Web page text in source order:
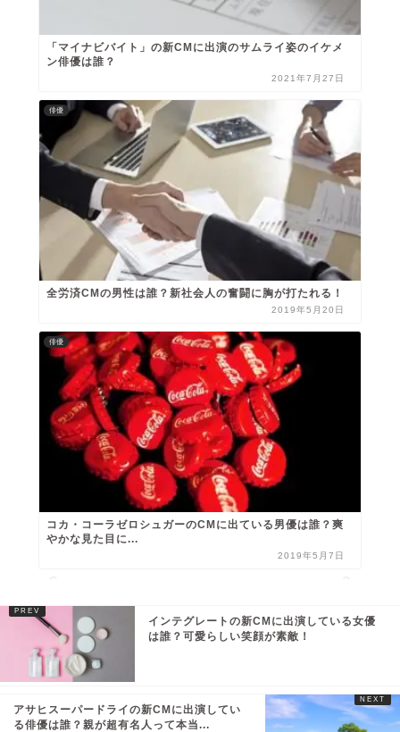
「マイナビバイト」の新CMに出演のサムライ姿のイケメ
ン俳優は誰？
2021年7月27日
俳優
全労済CMの男性は誰？新社会人の奮闘に胸が打たれる！
2019年5月20日
俳優
コカ・コーラゼロシュガーのCMに出ている男優は誰？爽
やかな見た目に...
2019年5月7日
インテグレートの新CMに出演している女優
は誰？可愛らしい笑顔が素敵！
アサヒスーパードライの新CMに出演してい
る俳優は誰？親が超有名人って本当...